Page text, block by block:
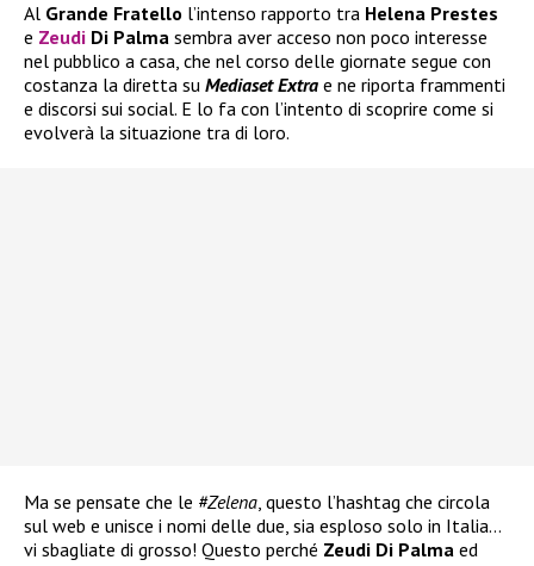
Al Grande Fratello l’intenso rapporto tra Helena Prestes
e Zeudi Di Palma sembra aver acceso non poco interesse
nel pubblico a casa, che nel corso delle giornate segue con
costanza la diretta su Mediaset Extra e ne riporta frammenti
e discorsi sui social. E lo fa con l’intento di scoprire come si
evolverà la situazione tra di loro.
Ma se pensate che le #Zelena, questo l’hashtag che circola
sul web e unisce i nomi delle due, sia esploso solo in Italia…
vi sbagliate di grosso! Questo perché Zeudi Di Palma ed